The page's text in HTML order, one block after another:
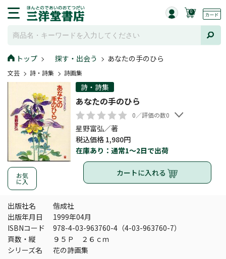
0
トップ 探す・出会う あなたの手のひら
文芸 詩・詩集 詩画集
お気
に入
詩・詩集
あなたの手のひら
0／評価の数0
星野富弘／著
税込価格 1,980円
在庫あり：通常1～2日で出荷
カートに入れる
出版社名
偕成社
出版年月日
1999年04月
ISBNコード
978-4-03-963760-4（4-03-963760-7）
頁数・縦
９５Ｐ ２６ｃｍ
シリーズ名
花の詩画集